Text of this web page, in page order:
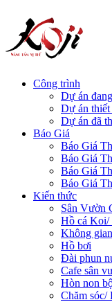
Công trình
Dự án
Dự án thiết
Dự án đã
Báo Giá
Báo Giá
Báo Giá
Báo Giá
Báo Giá
Kiến thức
Sân Vườn
Hồ cá Koi/
Không
Hồ bơi
Đài phun
Cafe sân
Hòn non
Chăm sóc/